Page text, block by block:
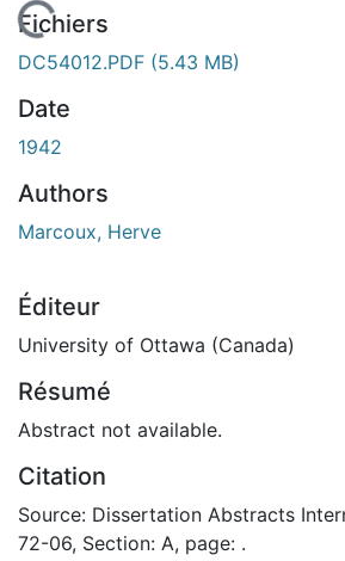
En cours de chargement...
Fichiers
DC54012.PDF (5.43 MB)
Date
1942
Authors
Marcoux, Herve
Éditeur
University of Ottawa (Canada)
Résumé
Abstract not available.
Citation
Source: Dissertation Abstracts
72-06, Section: A, page: .